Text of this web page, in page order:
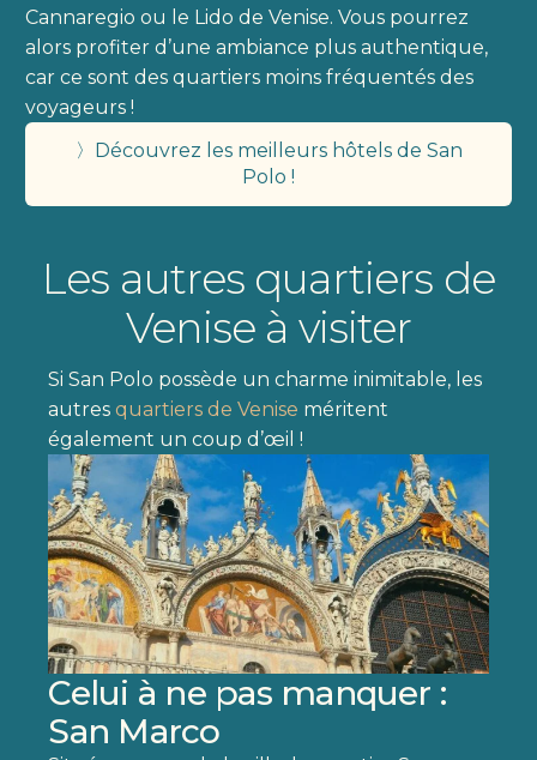
Cannaregio ou le Lido de Venise. Vous pourrez
alors profiter d’une ambiance plus authentique,
car ce sont des quartiers moins fréquentés des
voyageurs !
〉Découvrez les meilleurs hôtels de San
Polo !
Les autres quartiers de
Venise à visiter
Si San Polo possède un charme inimitable, les
autresquartiers de Venise méritent
également un coup d’œil !
Celui à ne pas manquer :
San Marco